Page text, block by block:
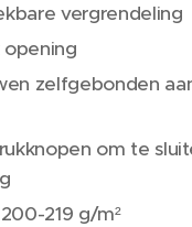
vergrendeling
opening
zelfgebonden
om te
219 g/m²